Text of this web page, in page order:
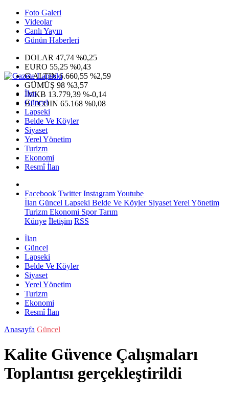
Foto Galeri
Videolar
Canlı Yayın
Günün Haberleri
DOLAR 47,74 %0,25
EURO 55,25 %0,43
G.ALTIN6.660,55 %2,59
GÜMÜŞ 98 %3,57
IMKB 13.779,39 %-0,14
BITCOIN 65.168 %0,08
İlan
Güncel
Lapseki
Belde Ve Köyler
Siyaset
Yerel Yönetim
Turizm
Ekonomi
Resmî İlan
Facebook Twitter InstagramYoutube
İlan Güncel Lapseki Belde Ve KöylerSiyasetYerel Yönetim
Turizm Ekonomi SporTarım
Künye İletişim RSS
İlan
Güncel
Lapseki
Belde Ve Köyler
Siyaset
Yerel Yönetim
Turizm
Ekonomi
Resmî İlan
Anasayfa Güncel
Kalite Güvence Çalışmaları
Toplantısı gerçekleştirildi